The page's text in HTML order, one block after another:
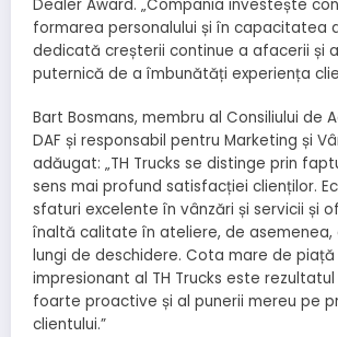
Dealer Award. „Compania investește
formarea personalului și în capacitatea
dedicată creșterii continue a afacerii și
puternică de a îmbunătăți experiența
Bart Bosmans, membru al Consiliului de
DAF și responsabil pentru Marketing și
adăugat: „TH Trucks se distinge prin
sens mai profund satisfacției clienților.
sfaturi excelente în vânzări și servicii și
înaltă calitate în ateliere, de
lungi de deschidere. Cota mare de piață
impresionant al TH Trucks este
foarte proactive și al punerii mereu pe
clientului.”